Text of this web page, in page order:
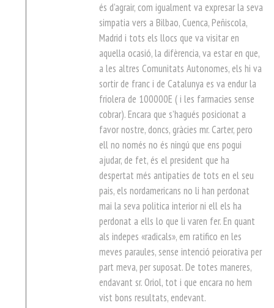
és d’agrair, com igualment va expresar la seva
simpatia vers a Bilbao, Cuenca, Peñiscola,
Madrid i tots els llocs que va visitar en
aquella ocasió, la difèrencia, va estar en que,
a les altres Comunitats Autonomes, els hi va
sortir de franc i de Catalunya es va endur la
friolera de 100000E ( i les farmacies sense
cobrar). Encara que s’hagués posicionat a
favor nostre, doncs, gràcies mr. Carter, pero
ell no només no és ningú que ens pogui
ajudar, de fet, és el president que ha
despertat més antipaties de tots en el seu
pais, els nordamericans no li han perdonat
mai la seva politica interior ni ell els ha
perdonat a ells lo que li varen fer. En quant
als indepes «radicals», em ratifico en les
meves paraules, sense intenció peiorativa per
part meva, per suposat. De totes maneres,
endavant sr. Oriol, tot i que encara no hem
vist bons resultats, endevant.